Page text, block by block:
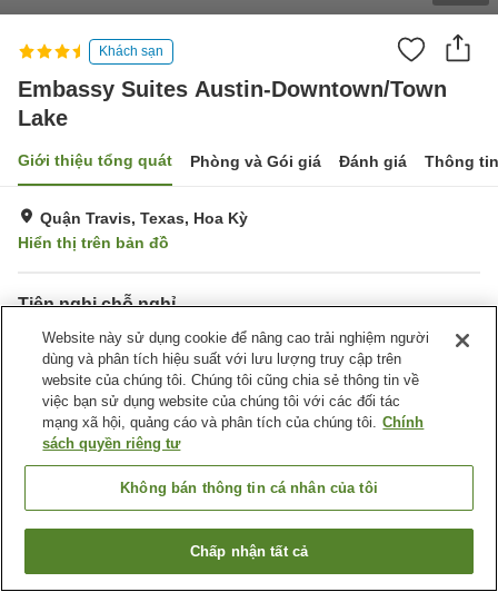
Khách sạn
Embassy Suites Austin-Downtown/Town
Lake
Giới thiệu tổng quát Phòng và Gói giá Đánh giá Thông
Quận Travis, Texas, Hoa Kỳ
Hiển thị trên bản đồ
Tiện nghi chỗ nghỉ
Bãi đỗ xe
Nhà hàng
Bar
Giặt ủi
Trang chủ Hoa Kỳ Texas
Quận Travis
Embassy Suites Austin-Downtown/Town Lake
Tìm phòng trống
Website này sử dụng cookie để nâng cao trải nghiệm người
dùng và phân tích hiệu suất với lưu lượng truy cập trên
website của chúng tôi. Chúng tôi cũng chia sẻ thông tin về
việc bạn sử dụng website của chúng tôi với các đối tác
mạng xã hội, quảng cáo và phân tích của chúng tôi. Chính
sách quyền riêng tư
Không bán thông tin cá nhân của tôi
Chấp nhận tất cả